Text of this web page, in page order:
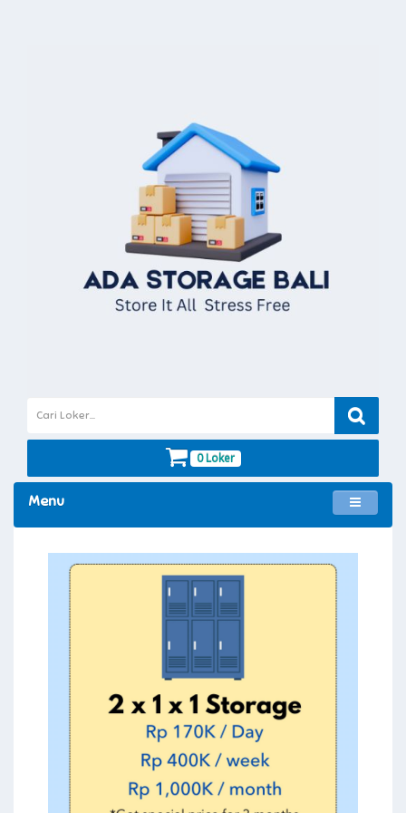
0 Loker
Menu